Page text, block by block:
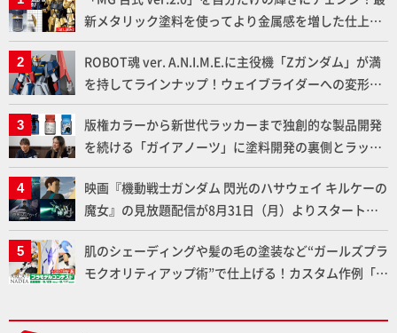
新メタリック塗料を使ってより金属感を増した仕上が
りに!!【試し読み】
ROBOT魂 ver. A.N.I.M.E.に主役機「Zガンダム」が満
を持してラインナップ！ウェイブライダーへの変形、
劇中どおりのプロポーションを再現【機動戦士Zガン
ダム】
版権カラーから新世代ラッカーまで独創的な製品開発
を続ける「ガイアノーツ」に塗料開発の裏側とラッカ
ー塗料の未来についてインタビュー！
映画『機動戦士ガンダム 閃光のハサウェイ キルケーの
魔女』の見放題配信が8月31日（月）よりスタート！
Prime Videoで国内独占配信
肌のシェーディングや髪の毛の塗装など“ガールズプラ
モクオリティアップ術”で仕上げる！カスタム作例「白
デルコンテスト」～8月17日（月）11:59まで応募受付